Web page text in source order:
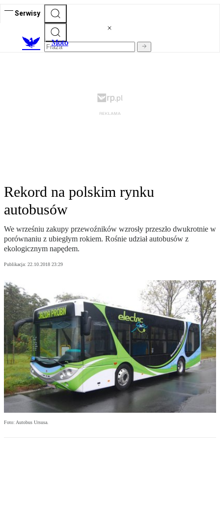
Serwisy
Moto
Rekord na polskim rynku
autobusów
We wrześniu zakupy przewoźników wzrosły przeszło dwukrotnie w
porównaniu z ubiegłym rokiem. Rośnie udział autobusów z
ekologicznym napędem.
Publikacja: 22.10.2018 23:29
Foto: Autobus Ursusa.